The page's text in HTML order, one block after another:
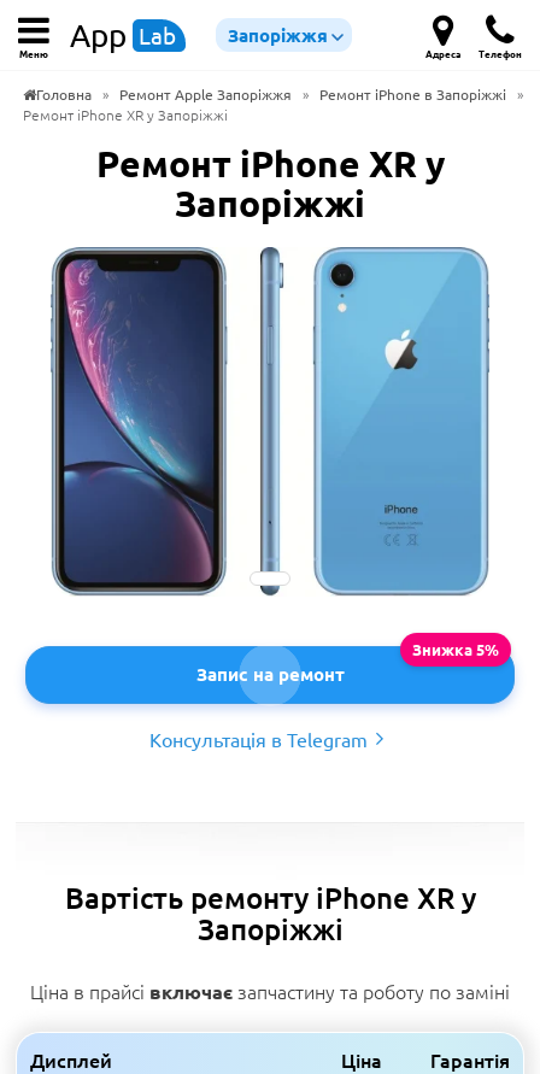
Меню App Lab Запоріжжя
Адреса Телефон
Головна » Ремонт Apple Запоріжжя » Ремонт iPhone в Запоріжжі
»
Ремонт iPhone XR у Запоріжжі
Ремонт iPhone XR у
Запоріжжі
Запис на ремонт
Консультація в Telegram
Вартість ремонту iPhone XR у
Запоріжжі
Ціна в прайсі включає запчастину та роботу по заміні
Дисплей Ціна Гарантія